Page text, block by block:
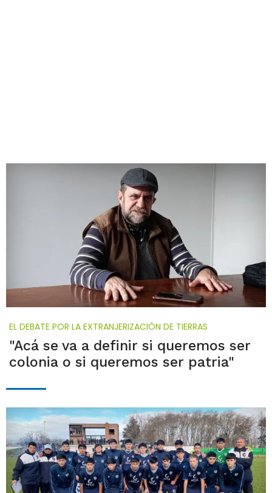
EL DEBATE POR LA EXTRANJERIZACIÓN DE TIERRAS
"Acá se va a definir si queremos ser
colonia o si queremos ser patria"